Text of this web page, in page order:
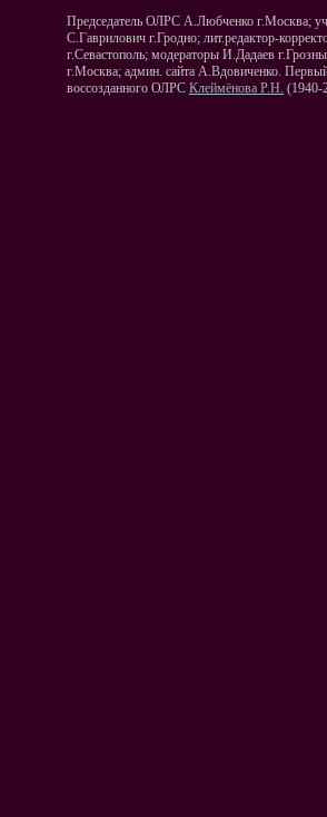
Председатель ОЛРС А.Любченко г.Москва;
С.Гаврилович г.Гродно; лит.редактор-
г.Севастополь; модераторы И.Дадаев
г.Москва; админ. сайта А.Вдовиченко. Первый
воссозданного ОЛРС Клеймёнова Р.Н. (1940-